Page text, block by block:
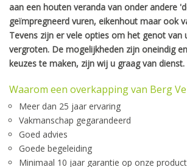
aan een houten veranda van onder andere
geïmpregneerd vuren, eikenhout maar ook
Tevens zijn er vele opties om het genot van
vergroten. De mogelijkheden zijn oneindig
keuzes te maken, zijn wij u graag van dienst.
Waarom een overkapping van Berg
Meer dan 25 jaar ervaring
Vakmanschap gegarandeerd
Goed advies
Goede begeleiding
Minimaal 10 jaar garantie op onze